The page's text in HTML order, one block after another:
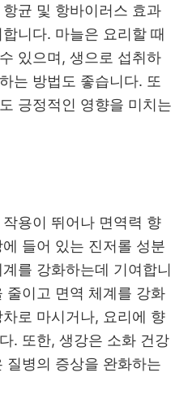
균 및 항바이러스 효과
니다. 마늘은 요리할 때
있으며, 생으로 섭취하
는 방법도 좋습니다. 또
긍정적인 영향을 미치는
용이 뛰어나 면역력 향
들어 있는 진저롤 성분
를 강화하는데 기여합니
줄이고 면역 체계를 강화
로 마시거나, 요리에 향
. 또한, 생강은 소화 건강
질병의 증상을 완화하는